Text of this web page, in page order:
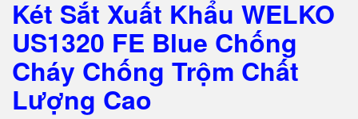
Két Sắt Xuất Khẩu WELKO
US1320 FE Blue Chống
Cháy Chống Trộm Chất
Lượng Cao